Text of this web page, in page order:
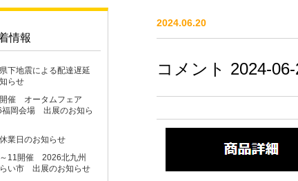
情報
下地震による配達遅延
らせ
催 オータムフェア
福岡会場 出展のお知ら
業日のお知らせ
11開催 2026北九州
い市 出展のお知らせ
2024.06.20
コメント 2024-